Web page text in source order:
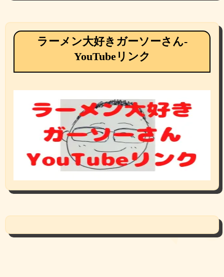
ラーメン大好きガーソーさん-
YouTubeリンク